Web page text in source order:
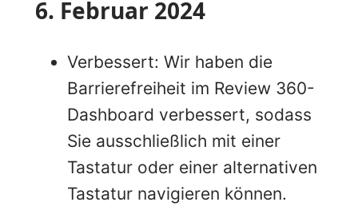
6. Februar 2024
Verbessert: Wir haben die
Barrierefreiheit im Review 360-
Dashboard verbessert, sodass
Sie ausschließlich mit einer
Tastatur oder einer alternativen
Tastatur navigieren können.